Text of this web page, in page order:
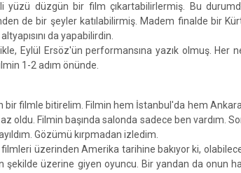
yüzü düzgün bir film çıkartabilirlermiş. Bu
de bir şeyler katılabilirmiş. Madem finalde bir
da yapabilirdin.
Eylül Ersöz'ün performansına yazık olmuş.
1-2 adım önünde.
bir filmle bitirelim. Filmin hem İstanbul'da hem
oldu. Filmin başında salonda sadece ben vardım.
Gözümü kırpmadan izledim.
filmleri üzerinden Amerika tarihine bakıyor ki,
şekilde üzerine giyen oyuncu. Bir yandan da onun